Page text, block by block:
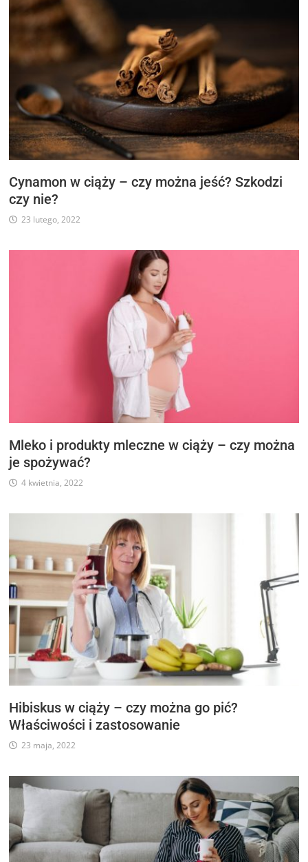
Cynamon w ciąży – czy można jeść? Szkodzi
czy nie?
23 lutego, 2022
Mleko i produkty mleczne w ciąży – czy można
je spożywać?
4 kwietnia, 2022
Hibiskus w ciąży – czy można go pić?
Właściwości i zastosowanie
23 maja, 2022